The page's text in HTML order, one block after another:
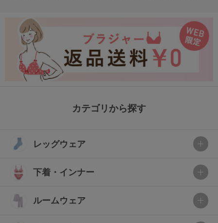
カテゴリから探す
レッグウェア
下着・インナー
ルームウェア